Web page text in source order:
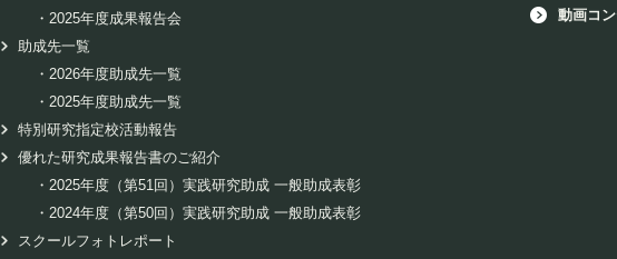
・ 2025年度成果報告会
助成先一覧
・ 2026年度助成先一覧
・ 2025年度助成先一覧
特別研究指定校活動報告
優れた研究成果報告書のご紹介
・ 2025年度（第51回）実践研究助成 一般助成表彰
・ 2024年度（第50回）実践研究助成 一般助成表彰
スクールフォトレポート
動画コ